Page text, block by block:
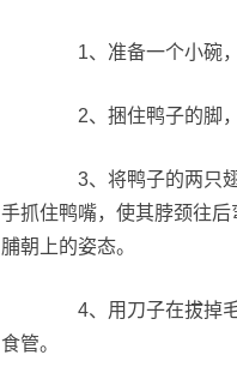
1、准备一个小碗，
2、捆住鸭子的脚，
3、将鸭子的两只翅
手抓住鸭嘴，使其脖颈往
脯朝上的姿态。
4、用刀子在拔掉毛
食管。